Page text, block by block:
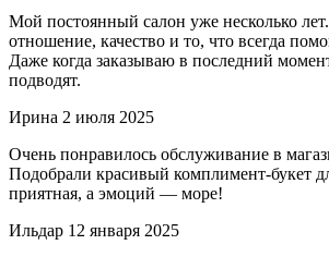
Мой постоянный салон уже несколько
отношение, качество и то, что всегда
Даже когда заказываю в последний
подводят.
Ирина 2 июля 2025
Очень понравилось обслуживание в
Подобрали красивый комплимент-букет
приятная, а эмоций — море!
Ильдар 12 января 2025